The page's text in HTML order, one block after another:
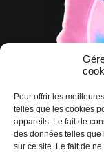
Pour offrir les
telles que les cookies
appareils. Le fait de
des données telles
sur ce site. Le fait de